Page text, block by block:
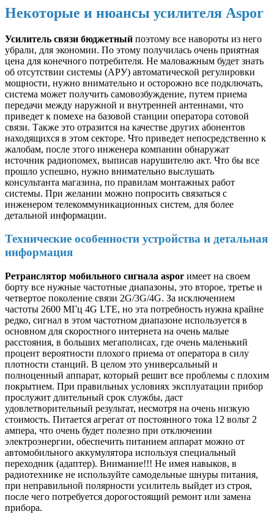
Некоторые и нюансы усилителя Aspor
Усилитель связи бюджетный поэтому все навороты из него
убрали, для экономии. По этому получилась очень приятная
цена для конечного потребителя. Не маловажным будет знать
об отсутствии системы (АРУ) автоматической регулировки
мощности, нужно внимательно и осторожно все подключать,
система может получить самовозбуждение, путем приема
передачи между наружной и внутренней антеннами, что
приведет к помехе на базовой станции оператора сотовой
связи. Также это отразится на качестве других абонентов
находящихся в этом секторе. Что приведет непосредственно к
жалобам, после этого инженера компании обнаружат
источник радиопомех, выписав нарушителю акт. Что бы все
прошло успешно, нужно внимательно выслушать
консультанта магазина, по правилам монтажных работ
системы. При желании можно попросить связаться с
инженером телекоммуникационных систем, для более
детальной информации.
Технические особенности устройства и детальная
информация
Ретранслятор мобильного сигнала aspor имеет на своем
борту все нужные частотные диапазоны, это второе, третье и
четвертое поколение связи 2G/3G/4G. За исключением
частоты 2600 МГц 4G LTE, но эта потребность нужна крайне
редко, сигнал в этом частотном диапазоне используется в
основном для скоростного интернета на очень малые
расстояния, в больших мегаполисах, где очень маленький
процент вероятности плохого приема от оператора в силу
плотности станций. В целом это универсальный и
полноценный аппарат, который решит все проблемы с плохим
покрытием. При правильных условиях эксплуатации прибор
прослужит длительный срок службы, даст
удовлетворительный результат, несмотря на очень низкую
стоимость. Питается агрегат от постоянного тока 12 вольт 2
ампера, что очень будет полезно при отключении
электроэнергии, обеспечить питанием аппарат можно от
автомобильного аккумулятора используя специальный
переходник (адаптер). Внимание!!! Не имея навыков, в
радиотехнике не используйте самодельные шнуры питания,
при неправильной полярности усилитель выйдет из строя,
после чего потребуется дорогостоящий ремонт или замена
прибора.